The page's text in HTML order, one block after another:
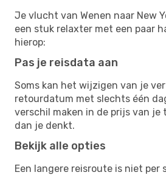
Je vlucht van Wenen naar New
een stuk relaxter met een paar
hierop:
Pas je reisdata aan
Soms kan het wijzigen van je
retourdatum met slechts één
verschil maken in de prijs van je
dan je denkt.
Bekijk alle opties
Een langere reisroute is niet per